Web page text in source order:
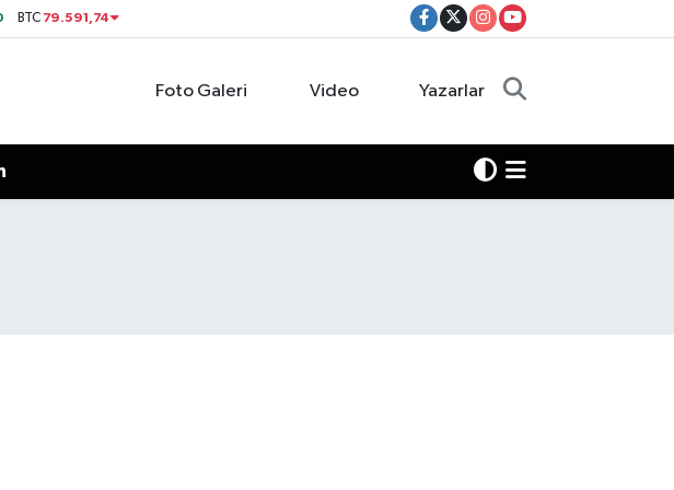
BTC 79.591,74
Foto Galeri Video Yazarlar